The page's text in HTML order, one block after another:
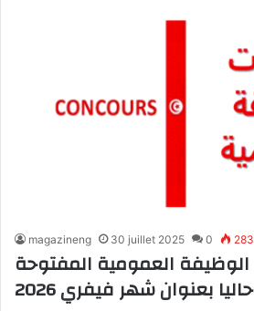
magazineng 30 juillet 2025 0
العمومية المفتوحة
حاليا بعنوان شهر فيفري 2026